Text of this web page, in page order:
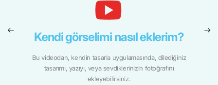
Kendi görselimi nasıl eklerim?
Bu videodan, kendin tasarla uygulamasında, dilediğiniz
tasarımı, yazıyı, veya sevdiklerinizin fotoğrafını
ekleyebilirsiniz.